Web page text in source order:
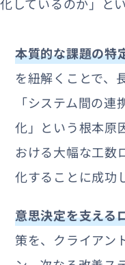
本質的な課題の特
を紐解くことで、
「システム間の
化」という根本原
おける大幅な工数
化することに成功
意思決定を支える
策を、クライアン